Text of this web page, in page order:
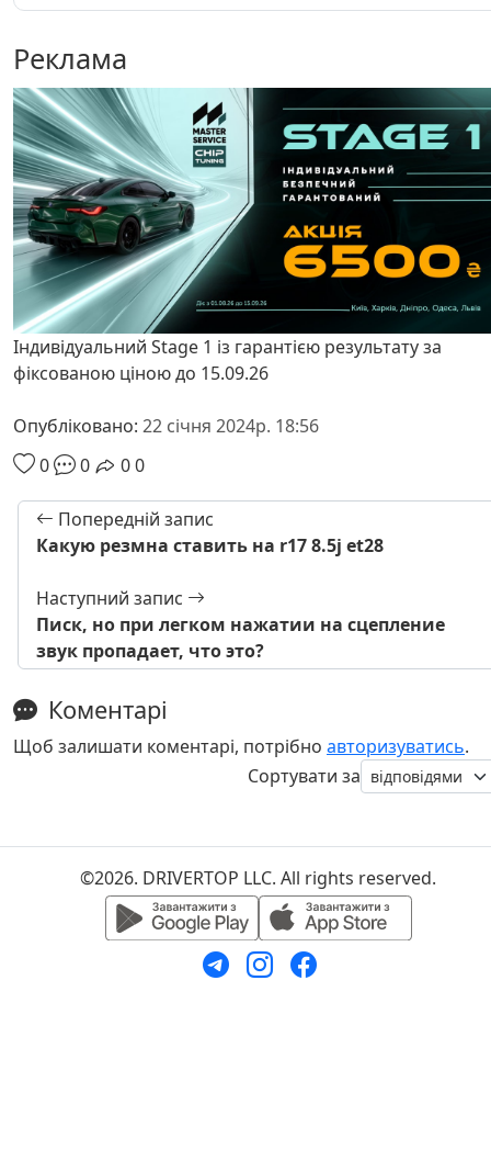
Реклама
Індивідуальний Stage 1 із гарантією результату за
фіксованою ціною до 15.09.26
Опубліковано: 22 січня 2024р. 18:56
0
0 00
Попередній запис
Какую резмна ставить на r17 8.5j et28
Наступний запис
Писк, но при легком нажатии на сцепление
звук пропадает, что это?
Коментарі
Щоб залишати коментарі, потрібно авторизуватись.
Сортувати за
©2026. DRIVERTOP LLC. All rights reserved.